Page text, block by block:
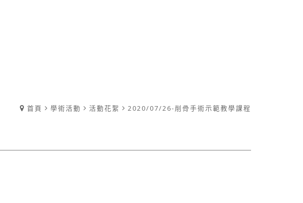
首頁 學術活動 活動花絮 2020/07/26-削骨手術示範教學課程